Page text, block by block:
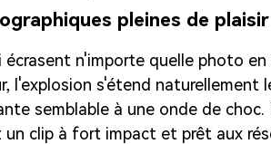
pleines de
n'importe quelle photo
s'étend naturellement
semblable à une onde de choc.
clip à fort impact et prêt aux